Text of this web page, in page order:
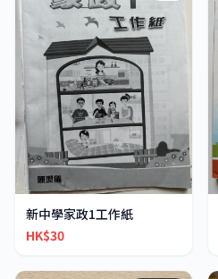
新中學家政1工作紙
HK$30